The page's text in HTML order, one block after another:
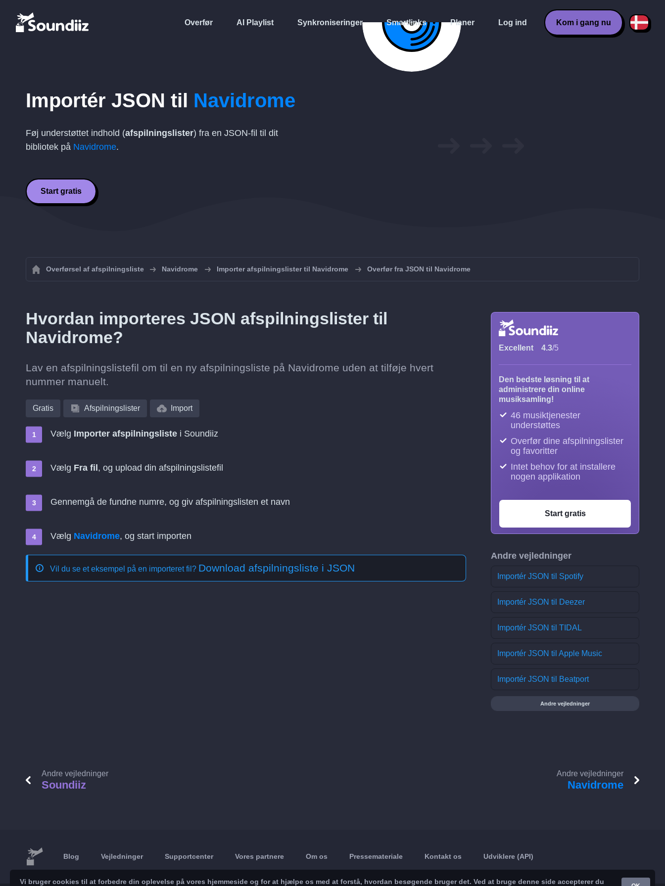
Overfør AI Playlist Synkroniseringer Smartlinks Planer Log ind Kom i gang nu
Importér JSON til Navidrome
Føj understøttet indhold (afspilningslister) fra en JSON-fil til dit
bibliotek på Navidrome.
Start gratis
Overførsel af afspilningsliste Navidrome Importer afspilningslister til Navidrome Overfør fra JSON til Navidrome
Hvordan importeres JSON afspilningslister til
Navidrome?
Lav en afspilningslistefil om til en ny afspilningsliste på Navidrome uden at tilføje hvert
nummer manuelt.
Gratis Afspilningslister Import
Vælg Importer afspilningsliste i Soundiiz
Vælg Fra fil , og upload din afspilningslistefil
Gennemgå de fundne numre, og giv afspilningslisten et navn
Vælg Navidrome, og start importen
Vil du se et eksempel på en importeret fil? Download afspilningsliste i JSON
Excellent 4.3/5
Den bedste løsning til at
administrere din online
musiksamling!
46 musiktjenester
understøttes
Overfør dine afspilningslister
og favoritter
Intet behov for at installere
nogen applikation
Start gratis
Andre vejledninger
Importér JSON til Spotify
Importér JSON til Deezer
Importér JSON til TIDAL
Importér JSON til Apple Music
Importér JSON til Beatport
Andre vejledninger
Andre vejledninger
Soundiiz
Andre vejledninger
Navidrome
Blog Vejledninger Supportcenter Vores partnere Om os Pressemateriale Kontakt os Udviklere (API)
Vi bruger cookies til at forbedre din oplevelse på vores hjemmeside og for at hjælpe os med at forstå, hvordan besøgende bruger det. Ved at bruge denne side accepterer du